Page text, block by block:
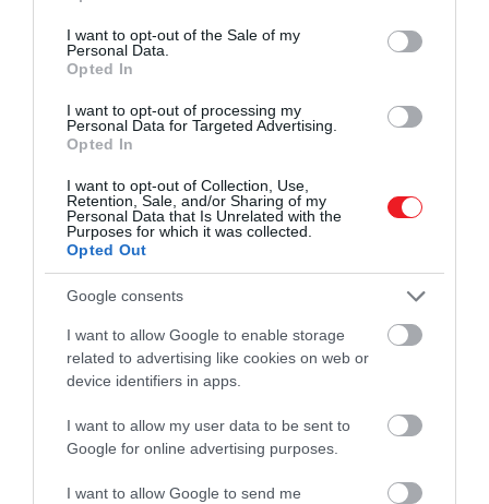
use your data for below specified purposes in below Google
consent section.
I want to opt-out of the Sale of my
Personal Data.
Opted In
I want to opt-out of processing my
Personal Data for Targeted Advertising.
Opted In
I want to opt-out of Collection, Use,
Retention, Sale, and/or Sharing of my
Personal Data that Is Unrelated with the
Purposes for which it was collected.
Opted Out
Google consents
I want to allow Google to enable storage
related to advertising like cookies on web or
device identifiers in apps.
I want to allow my user data to be sent to
Google for online advertising purposes.
I want to allow Google to send me